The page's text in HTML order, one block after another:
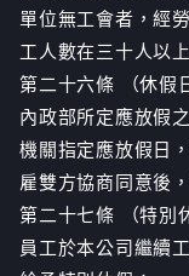
單位無工會者，經
工人數在三十人以
第二十六條 （休假
內政部所定應放假
機關指定應放假日
雇雙方協商同意後
第二十七條 （特別
員工於本公司繼續